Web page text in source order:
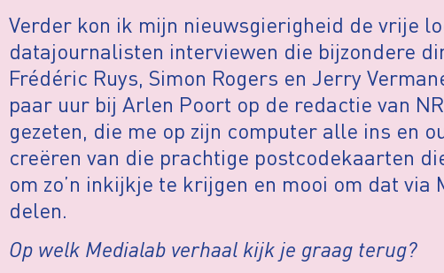
Verder kon ik mijn nieuwsgierigheid de vrije
datajournalisten interviewen die bijzondere
Frédéric Ruys, Simon Rogers en Jerry
paar uur bij Arlen Poort op de redactie van
gezeten, die me op zijn computer alle ins en
creëren van die prachtige postcodekaarten
om zo’n inkijkje te krijgen en mooi om dat via
delen.
Op welk Medialab verhaal kijk je graag terug?